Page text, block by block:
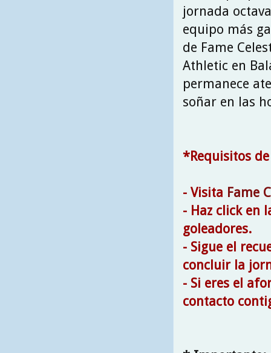
jornada
equipo más
de Fame
Athletic en
permanece
soñar en las
*Requisitos
- Visita Fame
- Haz click en
goleadores.
- Sigue el
concluir la
- Si eres el
contacto